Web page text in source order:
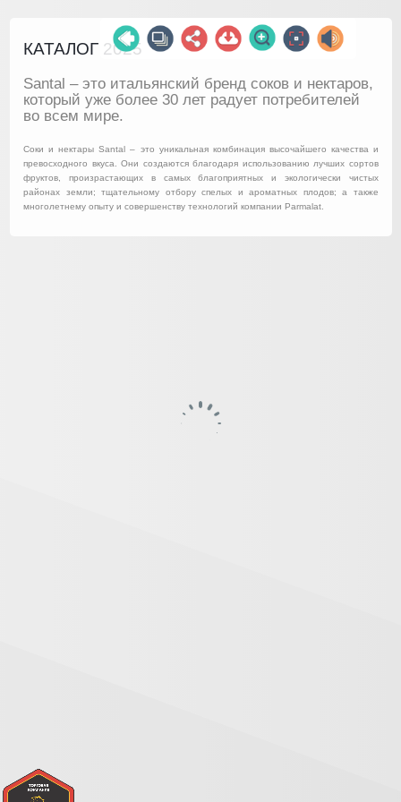
КАТАЛОГ 2025
Santal – это итальянский бренд соков и нектаров,
который уже более 30 лет радует потребителей
во всем мире.
Соки и нектары Santal – это уникальная комбинация высочайшего качества и
превосходного вкуса. Они создаются благодаря использованию лучших сортов
фруктов, произрастающих в самых благоприятных и экологически чистых
районах земли; тщательному отбору спелых и ароматных плодов; а также
многолетнему опыту и совершенству технологий компании Parmalat.